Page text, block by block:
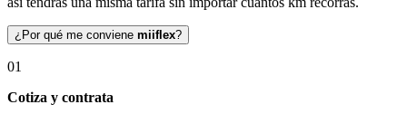
¿Por qué me conviene miiflex?
01
Cotiza y contrata